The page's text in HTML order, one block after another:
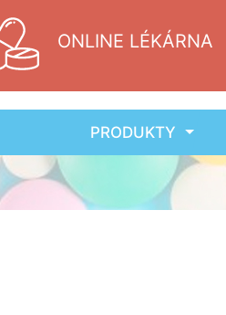
ONLINE LÉKÁRNA
PRODUKTY